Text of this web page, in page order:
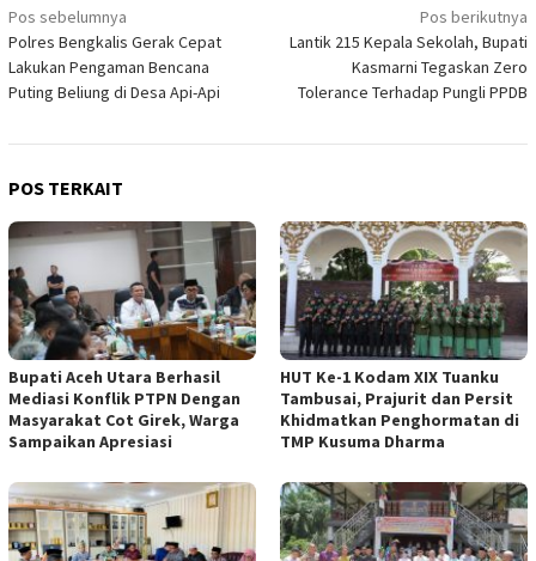
Navigasi
pos
Pos sebelumnya
Polres Bengkalis Gerak Cepat
Lakukan Pengaman Bencana
Puting Beliung di Desa Api-Api
Pos berikutnya
Lantik 215 Kepala Sekolah, Bupati
Kasmarni Tegaskan Zero
Tolerance Terhadap Pungli PPDB
POS TERKAIT
Bupati Aceh Utara Berhasil
Mediasi Konflik PTPN Dengan
Masyarakat Cot Girek, Warga
Sampaikan Apresiasi
HUT Ke-1 Kodam XIX Tuanku
Tambusai, Prajurit dan Persit
Khidmatkan Penghormatan di
TMP Kusuma Dharma